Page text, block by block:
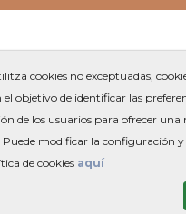
Plaza de Jaume
93 263 91 00
cookies no exceptuadas,
el objetivo de identificar las
de los usuarios para ofrecer una
Puede modificar la configuración
de cookies aquí